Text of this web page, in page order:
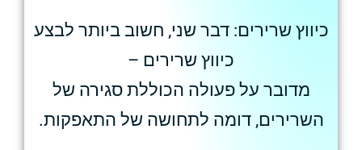
כיווץ שרירים: דבר שני, חשוב ביותר לבצע
כיווץ שרירים –
מדובר על פעולה הכוללת סגירה של
השרירים, דומה לתחושה של התאפקות.